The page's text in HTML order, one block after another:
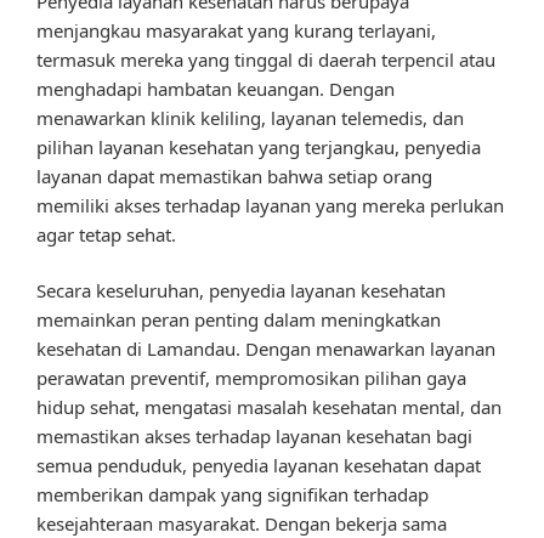
menjangkau masyarakat yang kurang terlayani,
termasuk mereka yang tinggal di daerah terpencil atau
menghadapi hambatan keuangan. Dengan
menawarkan klinik keliling, layanan telemedis, dan
pilihan layanan kesehatan yang terjangkau, penyedia
layanan dapat memastikan bahwa setiap orang
memiliki akses terhadap layanan yang mereka perlukan
agar tetap sehat.
Secara keseluruhan, penyedia layanan kesehatan
memainkan peran penting dalam meningkatkan
kesehatan di Lamandau. Dengan menawarkan layanan
perawatan preventif, mempromosikan pilihan gaya
hidup sehat, mengatasi masalah kesehatan mental, dan
memastikan akses terhadap layanan kesehatan bagi
semua penduduk, penyedia layanan kesehatan dapat
memberikan dampak yang signifikan terhadap
kesejahteraan masyarakat. Dengan bekerja sama